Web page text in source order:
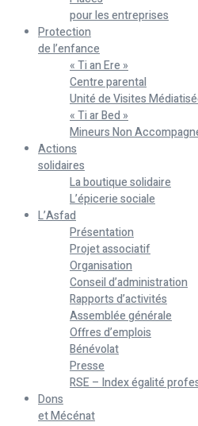
pour les entreprises
Protection
de l’enfance
« Ti an Ere »
Centre parental
Unité de Visites
« Ti ar Bed »
Mineurs Non
Actions
solidaires
La boutique solidaire
L’épicerie sociale
L’Asfad
Présentation
Projet associatif
Organisation
Conseil d’administration
Rapports d’activités
Assemblée générale
Offres d’emplois
Bénévolat
Presse
RSE – Index égalité
Dons
et Mécénat